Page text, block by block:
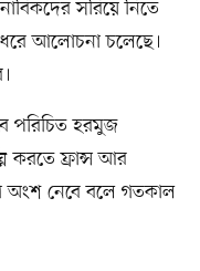
সরিয়ে নিতে
আলোচনা চলেছে।
পরিচিত হরমুজ
করতে ফ্রান্স আর
অংশ নেবে বলে গতকাল